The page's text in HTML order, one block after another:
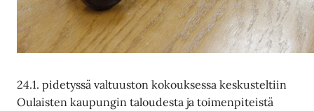
24.1. pidetyssä valtuuston kokouksessa keskusteltiin
Oulaisten kaupungin taloudesta ja toimenpiteistä